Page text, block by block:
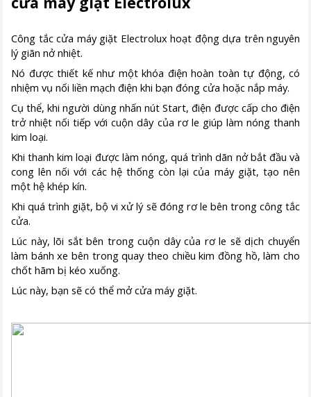
Công tắc cửa máy giặt Electrolux hoạt động dựa trên nguyên
lý giãn nở nhiệt.
Nó được thiết kế như một khóa điện hoàn toàn tự động, có
nhiệm vụ nối liền mạch điện khi bạn đóng cửa hoặc nắp máy.
Cụ thể, khi người dùng nhấn nút Start, điện được cấp cho điện
trở nhiệt nối tiếp với cuộn dây của rơ le giúp làm nóng thanh
kim loại.
Khi thanh kim loại được làm nóng, quá trình dãn nở bắt đầu và
cong lên nối với các hệ thống còn lại của máy giặt, tạo nên
một hệ khép kín.
Khi quá trình giặt, bộ vi xử lý sẽ đóng rơ le bên trong công tắc
cửa.
Lúc này, lõi sắt bên trong cuộn dây của rơ le sẽ dịch chuyển
làm bánh xe bên trong quay theo chiều kim đồng hồ, làm cho
chốt hãm bị kéo xuống.
Lúc này, bạn sẽ có thể mở cửa máy giặt.